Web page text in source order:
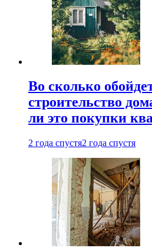
Во сколько
строительство
ли это покупки
2 года спустя2 года спустя